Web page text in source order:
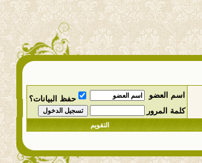
اسم العضو
حفظ البيانات؟
كلمة المرور
التقويم